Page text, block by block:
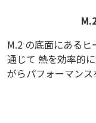
M.2 の底面にある
通じて 熱を効率的
がらパフォーマンス